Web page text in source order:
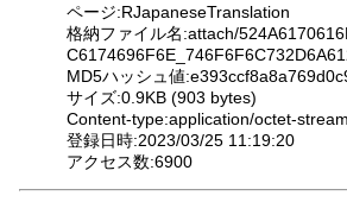
ページ:RJapaneseTranslation
格納ファイル名:attach/
MD5ハッシュ値
サイズ:0.9KB (903 bytes)
Content-type:application/octet-stream
登録日時:2023/03/25 11:19:20
アクセス数:6900